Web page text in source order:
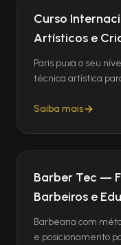
Curso
Artísticos e
Paris puxa o seu
técnica artística
Saiba mais
Barber Tec —
Barbeiros e
Barbearia com
e posicionamento